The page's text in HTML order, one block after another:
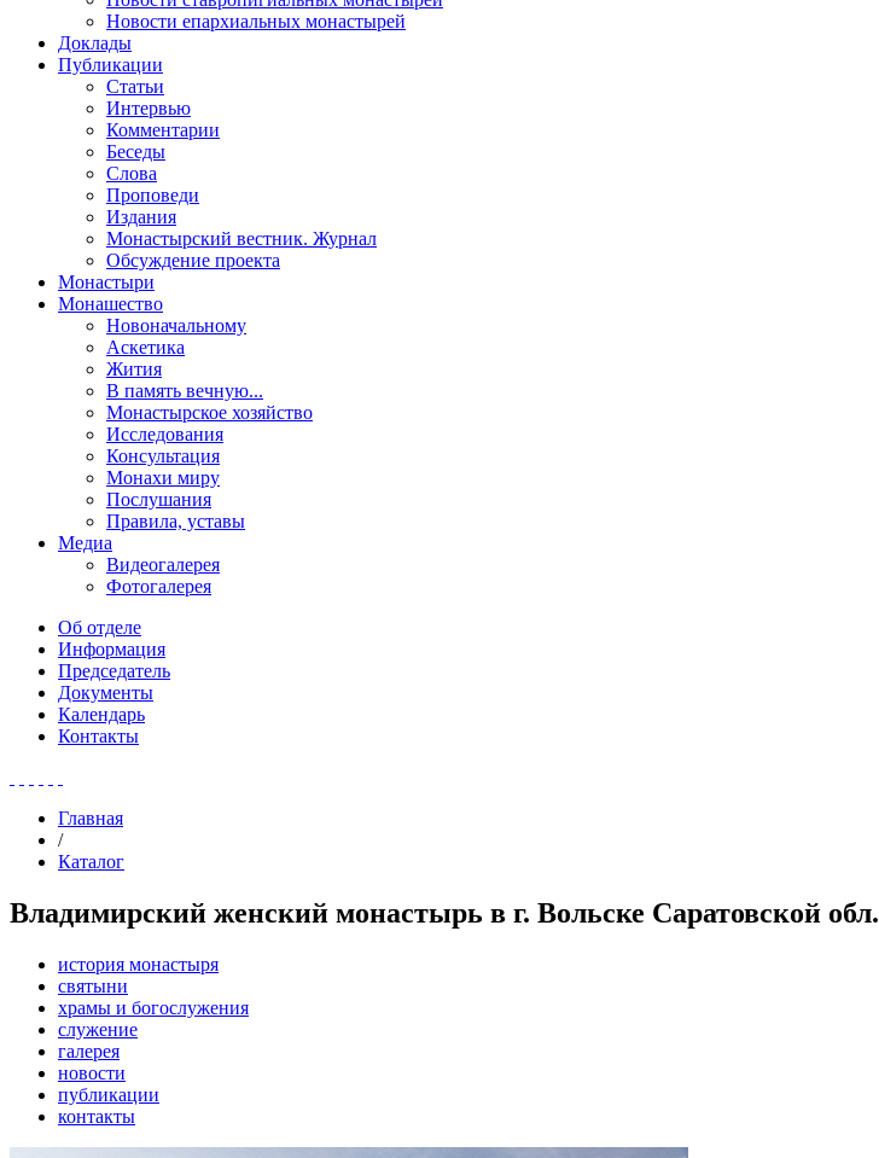
Новости епархиальных монастырей
Доклады
Публикации
Статьи
Интервью
Комментарии
Беседы
Слова
Проповеди
Издания
Монастырский вестник. Журнал
Обсуждение проекта
Монастыри
Монашество
Новоначальному
Аскетика
Жития
В память вечную...
Монастырское хозяйство
Исследования
Консультация
Монахи миру
Послушания
Правила, уставы
Медиа
Видеогалерея
Фотогалерея
Об отделе
Информация
Председатель
Документы
Календарь
Контакты
Главная
/
Каталог
Владимирский женский монастырь в г. Вольске Саратовской обл.
история монастыря
святыни
храмы и богослужения
служение
галерея
новости
публикации
контакты